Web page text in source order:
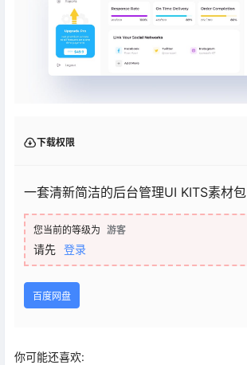
下载权限
一套清新简洁的后台管理UI KITS素材包
您当前的等级为 游客
请先 登录
百度网盘
你可能还喜欢: